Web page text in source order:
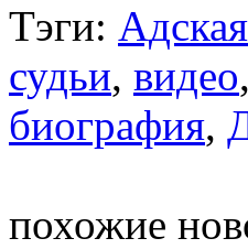
Тэги:
судьи, видео,
биография,
похожие